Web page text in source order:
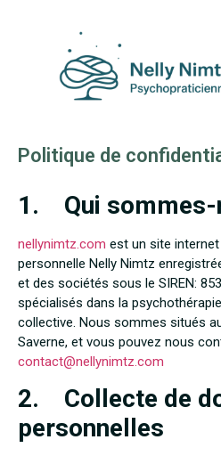
Politique de
1. Qui sommes-
nellynimtz.com est un site internet
personnelle Nelly Nimtz
et des sociétés sous le SIREN:
spécialisés dans la
collective. Nous sommes situés
Saverne, et vous pouvez nous
contact@nellynimtz.com
2. Collecte de
personnelles